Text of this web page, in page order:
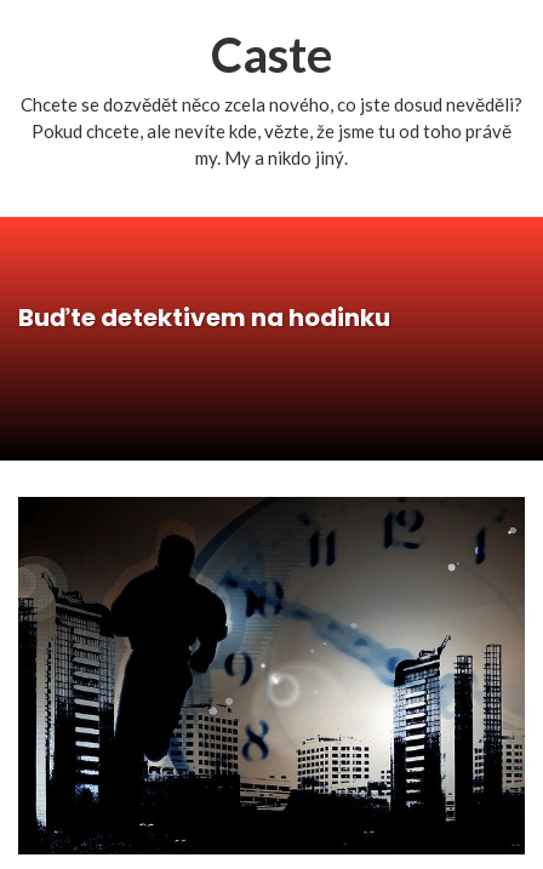
Caste
Chcete se dozvědět něco zcela nového, co jste dosud nevěděli?
Pokud chcete, ale nevíte kde, vězte, že jsme tu od toho právě
my. My a nikdo jiný.
Buďte detektivem na hodinku